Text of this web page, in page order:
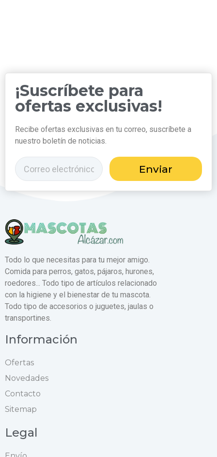
¡Suscríbete para
ofertas exclusivas!
Recibe ofertas exclusivas en tu correo, suscríbete a
nuestro boletín de noticias.
Enviar
Todo lo que necesitas para tu mejor amigo.
Comida para perros, gatos, pájaros, hurones,
roedores... Todo tipo de artículos relacionado
con la higiene y el bienestar de tu mascota.
Todo tipo de accesorios o juguetes, jaulas o
transportines.
Información
Ofertas
Novedades
Contacto
Sitemap
Legal